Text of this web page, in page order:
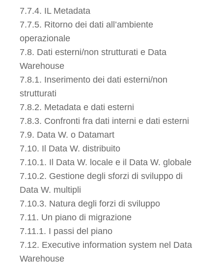
7.7.4. IL Metadata
7.7.5. Ritorno dei dati all’ambiente
operazionale
7.8. Dati esterni/non strutturati e Data
Warehouse
7.8.1. Inserimento dei dati esterni/non
strutturati
7.8.2. Metadata e dati esterni
7.8.3. Confronti fra dati interni e dati esterni
7.9. Data W. o Datamart
7.10. Il Data W. distribuito
7.10.1. Il Data W. locale e il Data W. globale
7.10.2. Gestione degli sforzi di sviluppo di
Data W. multipli
7.10.3. Natura degli forzi di sviluppo
7.11. Un piano di migrazione
7.11.1. I passi del piano
7.12. Executive information system nel Data
Warehouse